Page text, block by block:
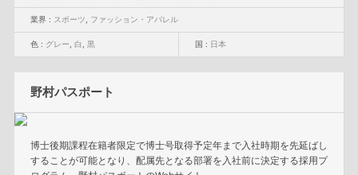
業界 : スポーツ ファッション・アパレル
色 : グレー 白 黒 国 : 日本
野村パスポート
博士後期課程在籍者限定で博士号取得予定年まで入社時期を先延ばし
することが可能となり、配属先となる部署を入社前に決定する採用プ